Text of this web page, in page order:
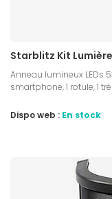
Starblitz Kit
Anneau lumineux LEDs
smartphone, 1 rotule, 1
Dispo web : En stock